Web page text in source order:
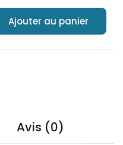
Ajouter au panier
Avis (0)